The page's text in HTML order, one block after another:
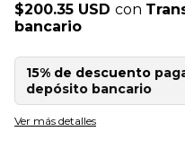
$200.35 USD con
bancario
15% de descuento
depósito bancario
Ver más detalles